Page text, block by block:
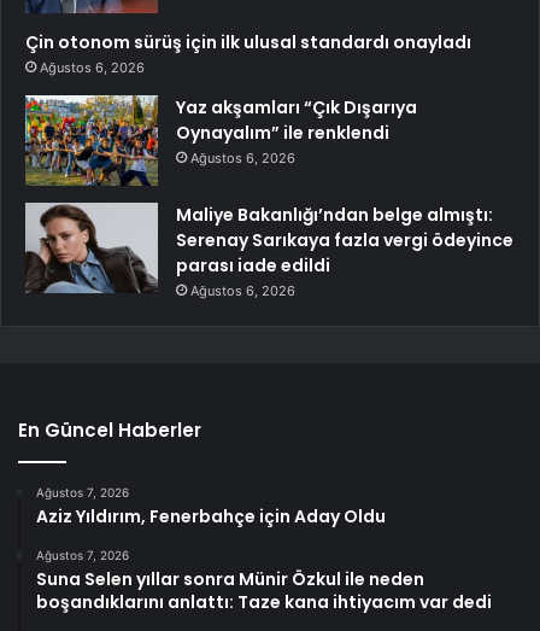
Çin otonom sürüş için ilk ulusal standardı onayladı
Ağustos 6, 2026
Yaz akşamları “Çık Dışarıya
Oynayalım” ile renklendi
Ağustos 6, 2026
Maliye Bakanlığı’ndan belge almıştı:
Serenay Sarıkaya fazla vergi ödeyince
parası iade edildi
Ağustos 6, 2026
En Güncel Haberler
Ağustos 7, 2026
Aziz Yıldırım, Fenerbahçe için Aday Oldu
Ağustos 7, 2026
Suna Selen yıllar sonra Münir Özkul ile neden
boşandıklarını anlattı: Taze kana ihtiyacım var dedi